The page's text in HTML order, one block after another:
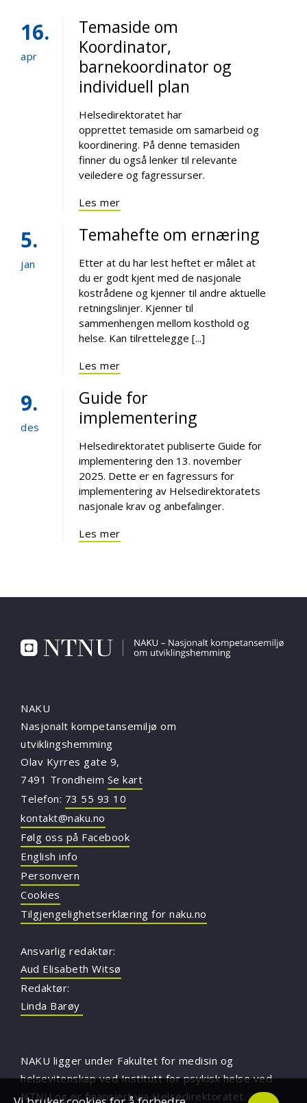
16
apr
Temaside om
Koordinator,
barnekoordinator og
individuell plan
Helsedirektoratet har
opprettet temaside om samarbeid og
koordinering. På denne temasiden
finner du også lenker til relevante
veiledere og fagressurser.
Les mer
5
jan
Temahefte om ernæring
Etter at du har lest heftet er målet at
du er godt kjent med de nasjonale
kostrådene og kjenner til andre aktuelle
retningslinjer. Kjenner til
sammenhengen mellom kosthold og
helse. Kan tilrettelegge [...]
Les mer
9
des
Guide for
implementering
Helsedirektoratet publiserte Guide for
implementering den 13. november
2025. Dette er en fagressurs for
implementering av Helsedirektoratets
nasjonale krav og anbefalinger.
Les mer
NAKU
Nasjonalt kompetansemiljø om
utviklingshemming
Olav Kyrres gate 9,
7491 Trondheim Se kart
Telefon: 73 55 93 10
kontakt@naku.no
Følg oss på Facebook
English info
Personvern
Cookies
Tilgjengelighetserklæring for naku.no
Ansvarlig redaktør:
Aud Elisabeth Witsø
Redaktør:
Linda Barøy
NAKU ligger under Fakultet for medisin og
helsevitenskap ved Institutt for psykisk helse ved
NTNUog er finansiert via Helsedirektoratet.